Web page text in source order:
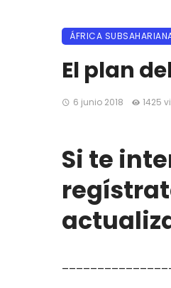
ÁFRICA
El plan
6 junio 2018 1425
Si te